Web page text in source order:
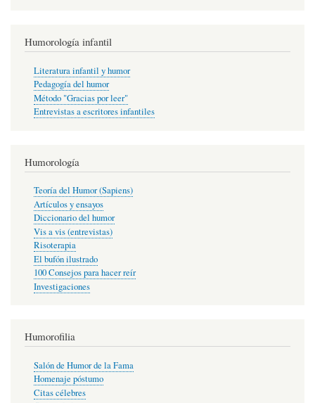
Humorología infantil
Literatura infantil y humor
Pedagogía del humor
Método "Gracias por leer"
Entrevistas a escritores infantiles
Humorología
Teoría del Humor (Sapiens)
Artículos y ensayos
Diccionario del humor
Vis a vis (entrevistas)
Risoterapia
El bufón ilustrado
100 Consejos para hacer reír
Investigaciones
Humorofilia
Salón de Humor de la Fama
Homenaje póstumo
Citas célebres